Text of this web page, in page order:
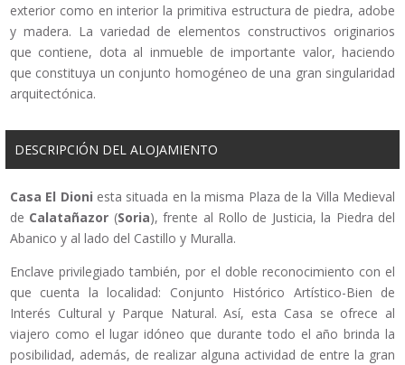
exterior como en interior la primitiva estructura de piedra, adobe
y madera. La variedad de elementos constructivos originarios
que contiene, dota al inmueble de importante valor, haciendo
que constituya un conjunto homogéneo de una gran singularidad
arquitectónica.
DESCRIPCIÓN DEL ALOJAMIENTO
Casa El Dioni esta situada en la misma Plaza de la Villa Medieval
de Calatañazor (Soria), frente al Rollo de Justicia, la Piedra del
Abanico y al lado del Castillo y Muralla.
Enclave privilegiado también, por el doble reconocimiento con el
que cuenta la localidad: Conjunto Histórico Artístico-Bien de
Interés Cultural y Parque Natural. Así, esta Casa se ofrece al
viajero como el lugar idóneo que durante todo el año brinda la
posibilidad, además, de realizar alguna actividad de entre la gran